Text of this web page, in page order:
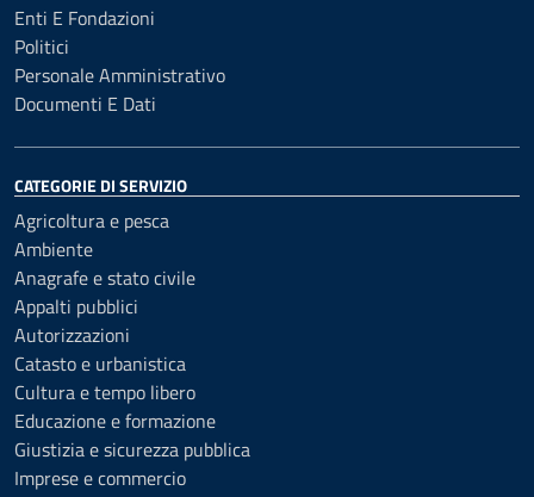
Enti E Fondazioni
Politici
Personale Amministrativo
Documenti E Dati
CATEGORIE DI SERVIZIO
Agricoltura e pesca
Ambiente
Anagrafe e stato civile
Appalti pubblici
Autorizzazioni
Catasto e urbanistica
Cultura e tempo libero
Educazione e formazione
Giustizia e sicurezza pubblica
Imprese e commercio